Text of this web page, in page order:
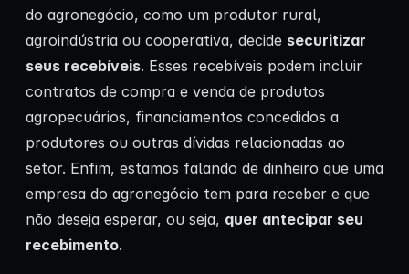
do agronegócio, como um produtor rural,
agroindústria ou cooperativa, decide securitizar
seus recebíveis. Esses recebíveis podem incluir
contratos de compra e venda de produtos
agropecuários, financiamentos concedidos a
produtores ou outras dívidas relacionadas ao
setor. Enfim, estamos falando de dinheiro que uma
empresa do agronegócio tem para receber e que
não deseja esperar, ou seja, quer antecipar seu
recebimento.